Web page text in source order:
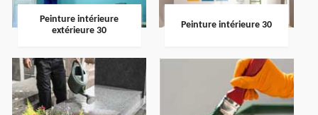
Peinture intérieure
extérieure 30
Peinture intérieure 30